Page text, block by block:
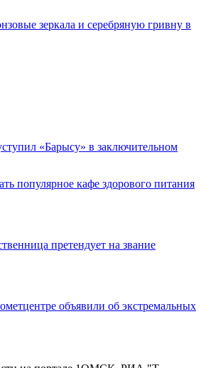
зеркала и серебряную гривну в
«Барысу» в заключительном
популярное кафе здорового питания
претендует на звание
объявили об экстремальных